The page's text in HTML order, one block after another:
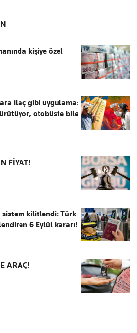
kişiye özel
ilaç gibi uygulama:
otobüste bile
FİYAT!
sistem kilitlendi: Türk
6 Eylül kararı!
ARAÇ!